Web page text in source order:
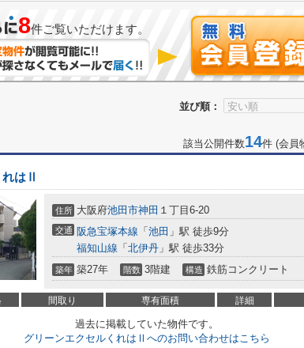
8件ご覧いただけます。
並び順：
該当公開件数14件 (会員
はⅡ
住所 大阪府池田市神田 １丁目6-20
交通 阪急宝塚本線 「 池田 」駅 徒歩9分
福知山線 「 北伊丹 」駅 徒歩33分
築年 築27年 階数 3階建 構造 鉄筋コンクリート
間取り 専有面積 詳細
過去に掲載していた物件です。
グリーンエクセルくれはⅡへのお問い合わせはこちら